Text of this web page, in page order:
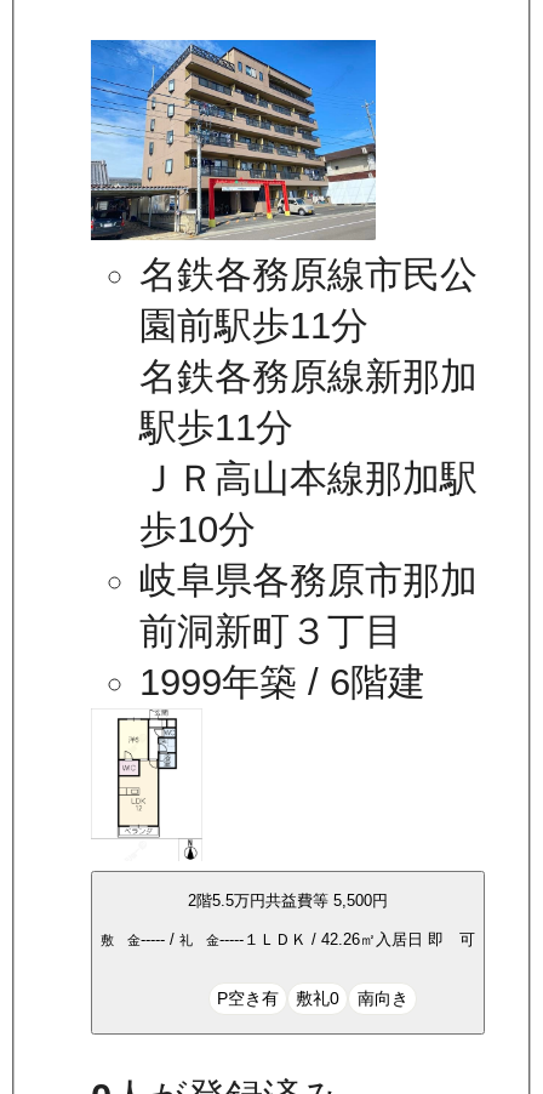
名鉄各務原線市民公
園前駅歩11分
名鉄各務原線新那加
駅歩11分
ＪＲ高山本線那加駅
歩10分
岐阜県各務原市那加
前洞新町３丁目
1999年築 / 6階建
2階5.5万円共益費等5,500円
敷 金----- /礼 金----- １ＬＤＫ /42.26㎡ 入居日 即 可
P空き有 敷礼0 南向き